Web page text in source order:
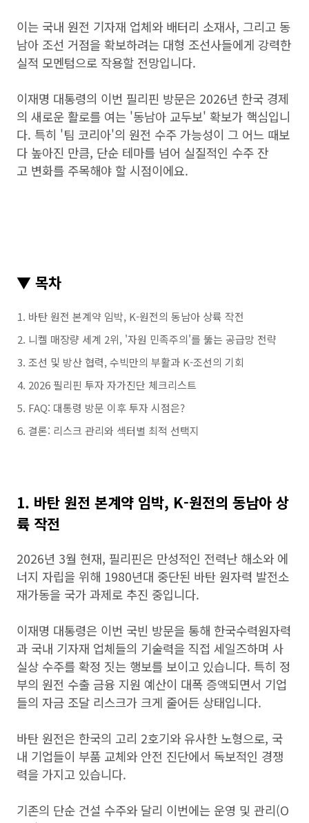
이는 국내 원전 기자재 업체와 배터리 소재사, 그리고 동
남아 조선 거점을 확보하려는 대형 조선사들에게 강력한
실적 모멘텀으로 작용할 전망입니다.
이재명 대통령의 이번 필리핀 방문은 2026년 한국 경제
의 새로운 활로를 여는 '동남아 교두보' 확보가 핵심입니
다. 특히 '팀 코리아'의 원전 수주 가능성이 그 어느 때보
다 높아진 만큼, 단순 테마를 넘어 실질적인 수주 잔
고 변화를 주목해야 할 시점이에요.
▼ 목차
바탄 원전 본계약 임박, K-원전의 동남아 상륙 작전
니켈 매장량 세계 2위, '자원 민족주의'를 뚫는 공급망 전략
조선 및 방산 협력, 수빅만의 부활과 K-조선의 기회
2026 필리핀 투자 자가진단 체크리스트
FAQ: 대통령 방문 이후 투자 시점은?
결론: 리스크 관리와 섹터별 최적 선택지
1. 바탄 원전 본계약 임박, K-원전의 동남아 상
륙 작전
2026년 3월 현재, 필리핀은 만성적인 전력난 해소와 에
너지 자립을 위해 1980년대 중단된 바탄 원자력 발전소
재가동을 국가 과제로 추진 중입니다.
이재명 대통령은 이번 국빈 방문을 통해 한국수력원자력
과 국내 기자재 업체들의 기술력을 직접 세일즈하며 사
실상 수주를 확정 짓는 행보를 보이고 있습니다. 특히 정
부의 원전 수출 금융 지원 예산이 대폭 증액되면서 기업
들의 자금 조달 리스크가 크게 줄어든 상태입니다.
바탄 원전은 한국의 고리 2호기와 유사한 노형으로, 국
내 기업들이 부품 교체와 안전 진단에서 독보적인 경쟁
력을 가지고 있습니다.
기존의 단순 건설 수주와 달리 이번에는 운영 및 관리(O